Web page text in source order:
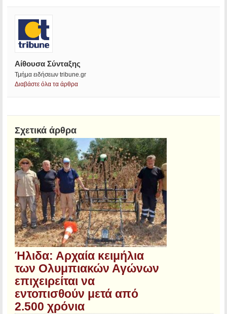
Αίθουσα Σύνταξης
Τμήμα ειδήσεων tribune.gr
Διαβάστε όλα τα άρθρα
Σχετικά άρθρα
Ήλιδα: Αρχαία κειμήλια
των Ολυμπιακών Αγώνων
επιχειρείται να
εντοπισθούν μετά από
2.500 χρόνια